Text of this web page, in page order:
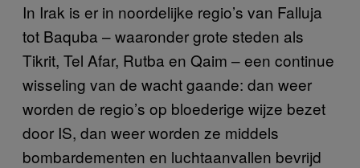
In Irak is er in noordelijke regio’s van Falluja
tot Baquba – waaronder grote steden als
Tikrit, Tel Afar, Rutba en Qaim – een continue
wisseling van de wacht gaande: dan weer
worden de regio’s op bloederige wijze bezet
door IS, dan weer worden ze middels
bombardementen en luchtaanvallen bevrijd